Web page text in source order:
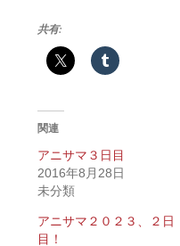
共有:
関連
アニサマ３日目
2016年8月28日
未分類
アニサマ２０２３、２日
目！